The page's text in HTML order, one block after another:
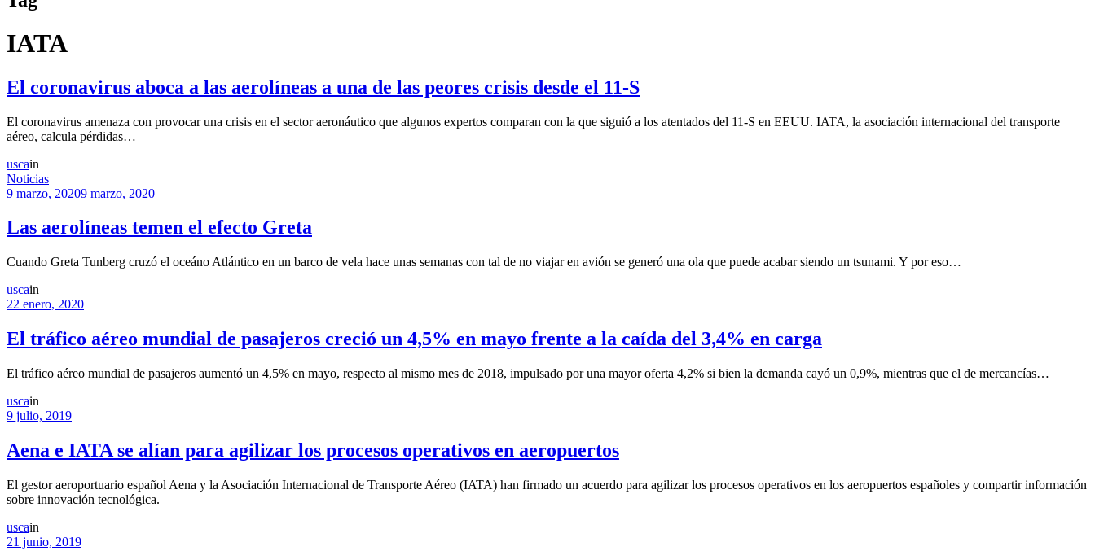
IATA
El coronavirus aboca a las aerolíneas a una de las peores crisis desde el 11-S
El coronavirus amenaza con provocar una crisis en el sector aeronáutico que algunos expertos comparan con la que siguió a los atentados del 11-S en EEUU. IATA, la asociación internacional del transporte
aéreo, calcula pérdidas…
uscain
Noticias
9 marzo, 20209 marzo, 2020
Las aerolíneas temen el efecto Greta
Cuando Greta Tunberg cruzó el oceáno Atlántico en un barco de vela hace unas semanas con tal de no viajar en avión se generó una ola que puede acabar siendo un tsunami. Y por eso…
uscain
22 enero, 2020
El tráfico aéreo mundial de pasajeros creció un 4,5% en mayo frente a la caída del 3,4% en carga
El tráfico aéreo mundial de pasajeros aumentó un 4,5% en mayo, respecto al mismo mes de 2018, impulsado por una mayor oferta 4,2% si bien la demanda cayó un 0,9%, mientras que el de mercancías…
uscain
9 julio, 2019
Aena e IATA se alían para agilizar los procesos operativos en aeropuertos
El gestor aeroportuario español Aena y la Asociación Internacional de Transporte Aéreo (IATA) han firmado un acuerdo para agilizar los procesos operativos en los aeropuertos españoles y compartir información
sobre innovación tecnológica.
uscain
21 junio, 2019